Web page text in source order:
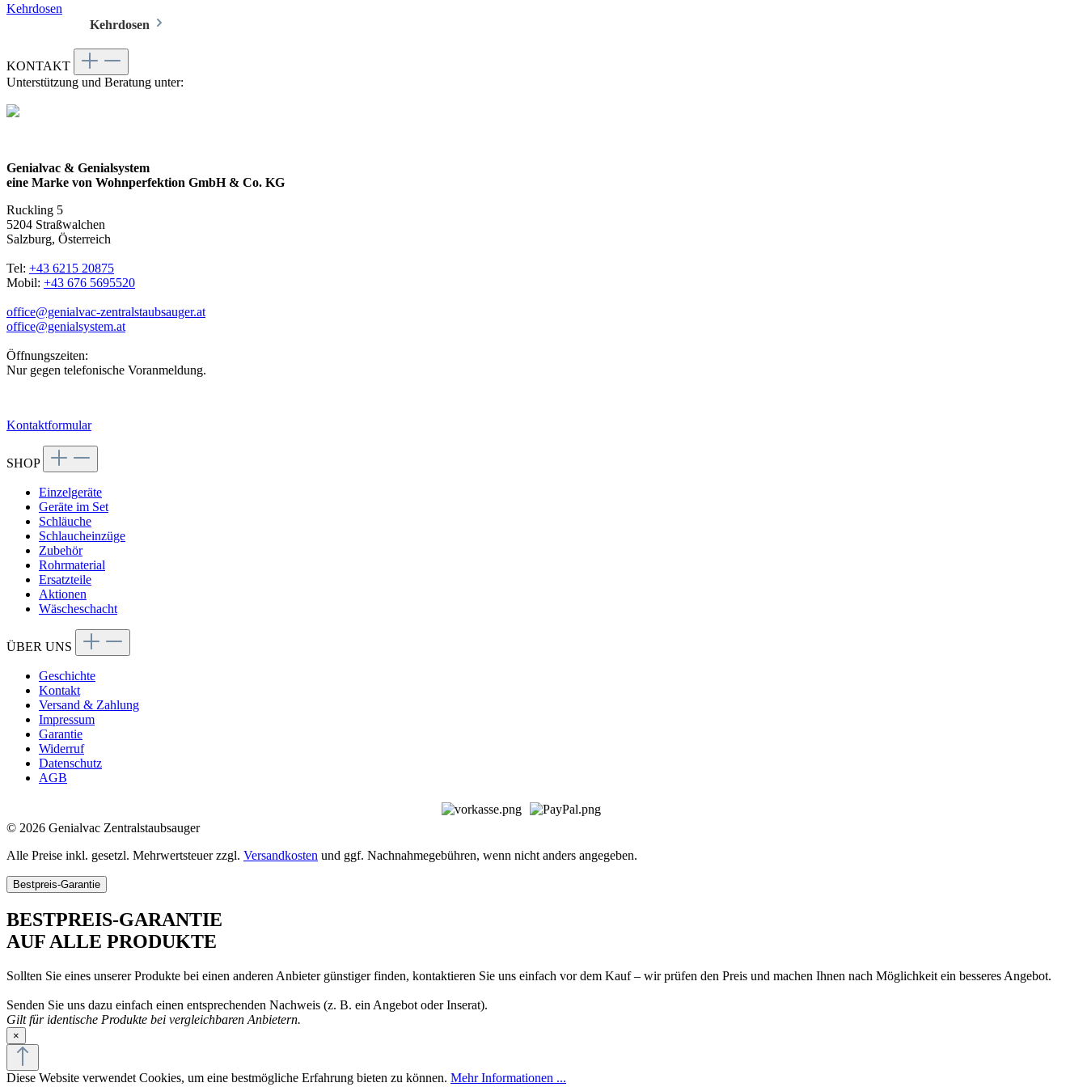
Kehrdosen
Kehrdosen
KONTAKT
Unterstützung und Beratung unter:
Genialvac & Genialsystem
eine Marke von Wohnperfektion GmbH & Co. KG
Ruckling 5
5204 Straßwalchen
Salzburg, Österreich
Tel: +43 6215 20875
Mobil: +43 676 5695520
office@genialvac-zentralstaubsauger.at
office@genialsystem.at
Öffnungszeiten:
Nur gegen telefonische Voranmeldung.
Kontaktformular
SHOP
Einzelgeräte
Geräte im Set
Schläuche
Schlaucheinzüge
Zubehör
Rohrmaterial
Ersatzteile
Aktionen
Wäscheschacht
ÜBER UNS
Geschichte
Kontakt
Versand & Zahlung
Impressum
Garantie
Widerruf
Datenschutz
AGB
© 2026 Genialvac Zentralstaubsauger
Alle Preise inkl. gesetzl. Mehrwertsteuer zzgl. Versandkosten und ggf. Nachnahmegebühren, wenn nicht anders angegeben.
Bestpreis-Garantie
BESTPREIS-GARANTIE
AUF ALLE PRODUKTE
Sollten Sie eines unserer Produkte bei einen anderen Anbieter günstiger finden, kontaktieren Sie uns einfach vor dem Kauf – wir prüfen den Preis und machen Ihnen nach Möglichkeit ein besseres Angebot.
Senden Sie uns dazu einfach einen entsprechenden Nachweis (z. B. ein Angebot oder Inserat).
Gilt für identische Produkte bei vergleichbaren Anbietern.
×
Diese Website verwendet Cookies, um eine bestmögliche Erfahrung bieten zu können. Mehr Informationen ...